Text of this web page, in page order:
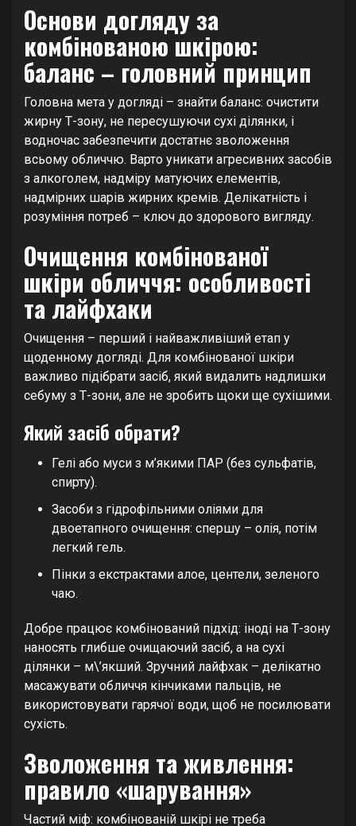
Основи догляду за
комбінованою шкірою:
баланс – головний принцип
Головна мета у догляді – знайти баланс: очистити
жирну Т-зону, не пересушуючи сухі ділянки, і
водночас забезпечити достатнє зволоження
всьому обличчю. Варто уникати агресивних засобів
з алкоголем, надміру матуючих елементів,
надмірних шарів жирних кремів. Делікатність і
розуміння потреб – ключ до здорового вигляду.
Очищення комбінованої
шкіри обличчя: особливості
та лайфхаки
Очищення – перший і найважливіший етап у
щоденному догляді. Для комбінованої шкіри
важливо підібрати засіб, який видалить надлишки
себуму з Т-зони, але не зробить щоки ще сухішими.
Який засіб обрати?
Гелі або муси з м’якими ПАР (без сульфатів,
спирту).
Засоби з гідрофільними оліями для
двоетапного очищення: спершу – олія, потім
легкий гель.
Пінки з екстрактами алое, центели, зеленого
чаю.
Добре працює комбінований підхід: іноді на Т-зону
наносять глибше очищаючий засіб, а на сухі
ділянки – м\’якший. Зручний лайфхак – делікатно
масажувати обличчя кінчиками пальців, не
використовувати гарячої води, щоб не посилювати
сухість.
Зволоження та живлення:
правило «шарування»
Частий міф: комбінованій шкірі не треба